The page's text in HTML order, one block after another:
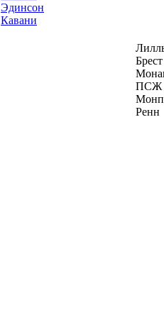
Эдинсон
Кавани
Брест
ПСЖ
Ренн